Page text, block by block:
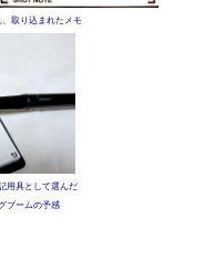
、取り込まれたメモ
用具として選んだ
ブームの予感